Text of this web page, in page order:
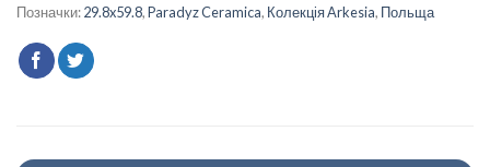
Позначки:29.8x59.8,Paradyz Ceramica, Колекція Arkesia, Польща